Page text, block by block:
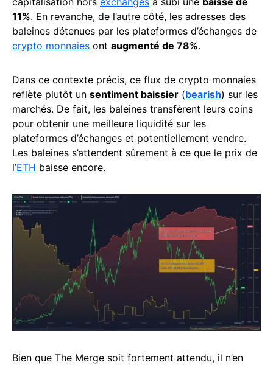
11%. En revanche, de l’autre côté, les adresses des
baleines détenues par les plateformes d’échanges de
crypto monnaies ont augmenté de 78%.
Dans ce contexte précis, ce flux de crypto monnaies
reflète plutôt un sentiment baissier (bearish) sur les
marchés. De fait, les baleines transfèrent leurs coins
pour obtenir une meilleure liquidité sur les
plateformes d’échanges et potentiellement vendre.
Les baleines s’attendent sûrement à ce que le prix de
l’ETH baisse encore.
Bien que The Merge soit fortement attendu, il n’en